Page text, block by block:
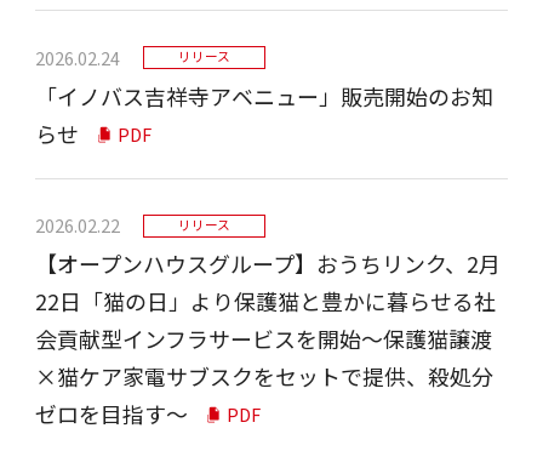
2026.02.24 リリース
「イノバス吉祥寺アベニュー」販売開始のお知
らせ
PDF
2026.02.22 リリース
【オープンハウスグループ】おうちリンク、2月
22日「猫の日」より保護猫と豊かに暮らせる社
会貢献型インフラサービスを開始～保護猫譲渡
×猫ケア家電サブスクをセットで提供、殺処分
ゼロを目指す～
PDF